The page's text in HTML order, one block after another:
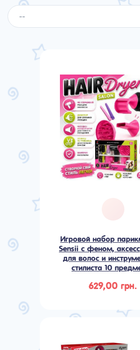
Игровой набор
Sensii с феном,
для волос и
стилиста 10
629,00 грн.